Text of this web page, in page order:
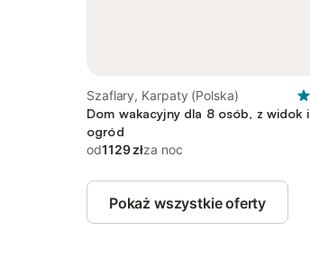
Szaflary, Karpaty (Polska)
Dom wakacyjny dla 8 osób, z widok i
ogród
od1129 złza noc
Pokaż wszystkie oferty